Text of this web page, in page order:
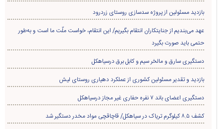
فاضل شیرزاد
پربازدید ترین
پربحث ترین
هفته
ماه سال